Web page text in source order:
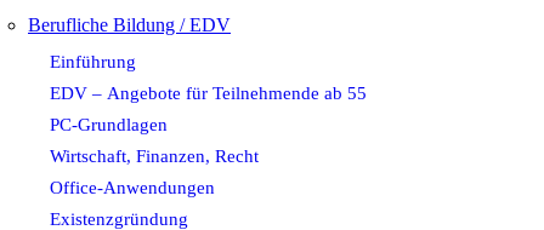
Berufliche Bildung / EDV
Einführung
EDV – Angebote für Teilnehmende ab 55
PC-Grundlagen
Wirtschaft, Finanzen, Recht
Office-Anwendungen
Existenzgründung